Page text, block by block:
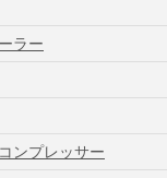
ラー
ンプレッサー